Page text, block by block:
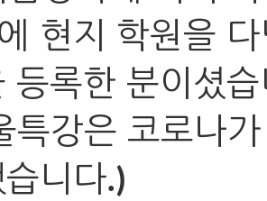
현지 학원을
등록한 분이셨
특강은 코로나
니다.)